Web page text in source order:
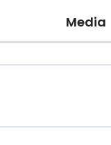
Media